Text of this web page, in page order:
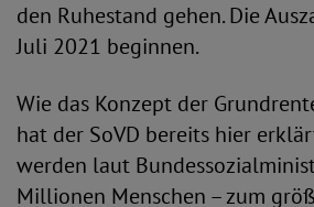
den Ruhestand gehen. Die
Juli 2021 beginnen.
Wie das Konzept der
hat der SoVD bereits hier
werden laut
Millionen Menschen – zum